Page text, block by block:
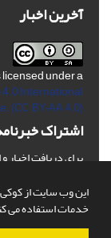
این وب سایت از کوکی
خدمات استفاده می
آخرین اخبار
under a
International
(CC BY-AA 4.0)
اشتراک
برای دریافت